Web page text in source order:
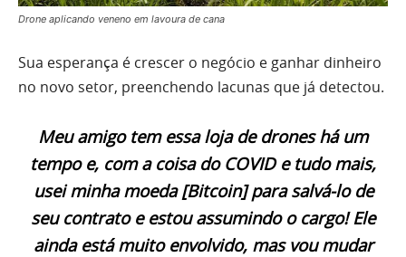
Drone aplicando veneno em lavoura de cana
Sua esperança é crescer o negócio e ganhar dinheiro
no novo setor, preenchendo lacunas que já detectou.
Meu amigo tem essa loja de drones há um
tempo e, com a coisa do COVID e tudo mais,
usei minha moeda [Bitcoin] para salvá-lo de
seu contrato e estou assumindo o cargo! Ele
ainda está muito envolvido, mas vou mudar